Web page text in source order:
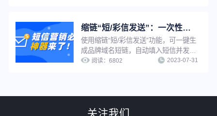
实现推广短链在线管理，提升工作效
率。
缩链“短/彩信发送”：一次性解决短信营销效率低、成本高、转化效果差
使用缩链“短/彩信发送”功能，可一键生
成品牌域名短链，自动填入短信并发
送，无需多平台切换，有效提升工作效
短信成本高、被拦截、转化差等问题。
阅读：6802 2023-07-31
关注我们